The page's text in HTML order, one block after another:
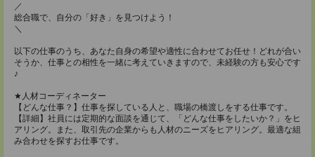
／
総合職で、自分の「好き」を見つけよう！
＼
以下の仕事のうち、あなた自身の希望や適性に合わせてお任せ！どれが合い
そうか、仕事との相性を一緒に考えていきますので、未経験の方も安心です
♪
★人材コーディネーター
【どんな仕事？】仕事を探している人と、職場の橋渡しをする仕事です。
【詳細】社員には定期的な面談を通じて、「どんな仕事をしたいか？」をヒ
アリング。また、取引先の企業からも人材のニーズをヒアリング。最適な組
み合わせを探すお仕事です。